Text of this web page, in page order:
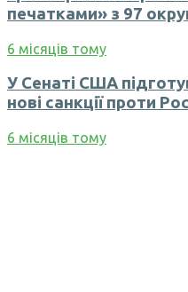
печатками» з 97
6 місяців тому
У Сенаті США
нові санкції проти
6 місяців тому